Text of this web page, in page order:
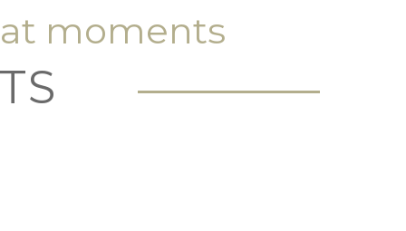
moments